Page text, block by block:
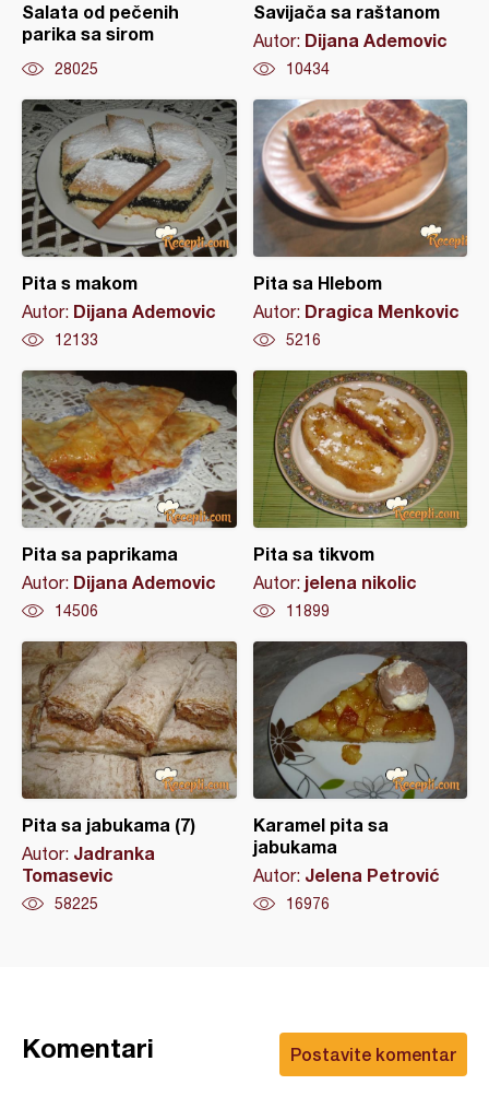
Salata od pečenih
parika sa sirom
28025
Savijača sa raštanom
Autor: Dijana Ademovic
10434
Pita s makom
Autor: Dijana Ademovic
12133
Pita sa Hlebom
Autor: Dragica Menkovic
5216
Pita sa paprikama
Autor: Dijana Ademovic
14506
Pita sa tikvom
Autor: jelena nikolic
11899
Pita sa jabukama (7)
Autor: Jadranka
Tomasevic
58225
Karamel pita sa
jabukama
Autor: Jelena Petrović
16976
Postavite komentar
Komentari